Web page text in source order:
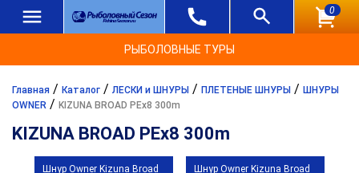
0
РЫБОЛОВНЫЕ ТУРЫ
Главная / Каталог / ЛЕСКИ и ШНУРЫ / ПЛЕТЕНЫЕ ШНУРЫ / ШНУРЫ
OWNER / KIZUNA BROAD PEx8 300m
KIZUNA BROAD PEx8 300m
Шнур Owner Kizuna Broad
Шнур Owner Kizuna Broad